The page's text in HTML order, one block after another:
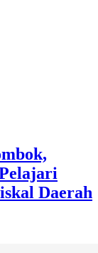
Daerah